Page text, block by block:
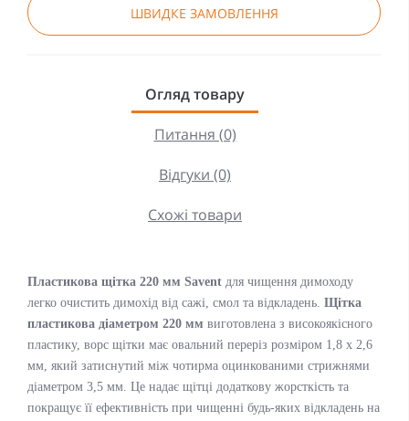
ШВИДКЕ ЗАМОВЛЕННЯ
Огляд товару
Питання (0)
Відгуки (0)
Схожі товари
Пластикова щітка 220 мм Savent для чищення димоходу
легко очистить димохід від сажі, смол та відкладень. Щітка
пластикова діаметром 220 мм виготовлена з високоякісного
пластику, ворс щітки має овальний переріз розміром 1,8 х 2,6
мм, який затиснутий між чотирма оцинкованими стрижнями
діаметром 3,5 мм. Це надає щітці додаткову жорсткість та
покращує її ефективність при чищенні будь-яких відкладень на